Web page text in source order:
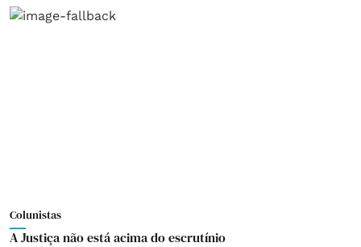
Colunistas
A Justiça não está acima do escrutínio